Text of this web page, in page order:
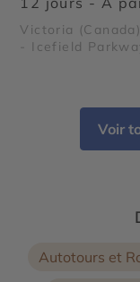
Victoria
- Icefield
Voir
Autotours et